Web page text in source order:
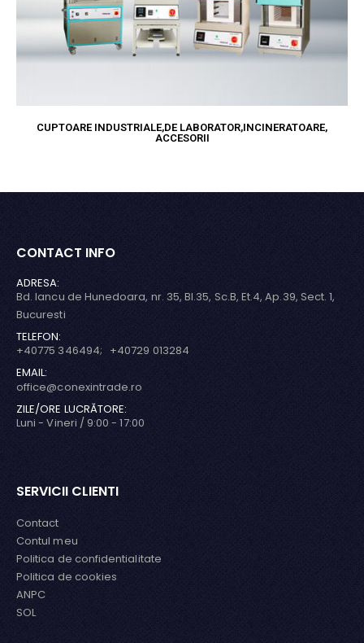
CUPTOARE INDUSTRIALE,DE LABORATOR,INCINERATOARE,
ACCESORII
CONTACT INFO
ADRESA:
Bd. Iancu de Hunedoara, nr. 35, Bl.35, Sc.B, Et.4, Ap.39, Sect. 1,
Bucuresti
TELEFON:
+40775 346494; +40729 013284
EMAIL:
office@conexintrade.ro
ZILE/ORE LUCRĂTORE:
Luni - Vineri / 9:00 - 17:00
SERVICII CLIENTI
Contact
Contul meu
Politica de confidentialitate
Politica de cookies
ANPC
SOL